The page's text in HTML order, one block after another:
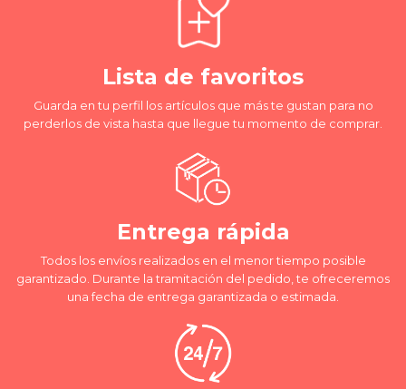
Lista de favoritos
Guarda en tu perfil los artículos que más te gustan para no
perderlos de vista hasta que llegue tu momento de comprar.
Entrega rápida
Todos los envíos realizados en el menor tiempo posible
garantizado. Durante la tramitación del pedido, te ofreceremos
una fecha de entrega garantizada o estimada.